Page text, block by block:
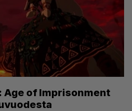
Age of Imprisonment